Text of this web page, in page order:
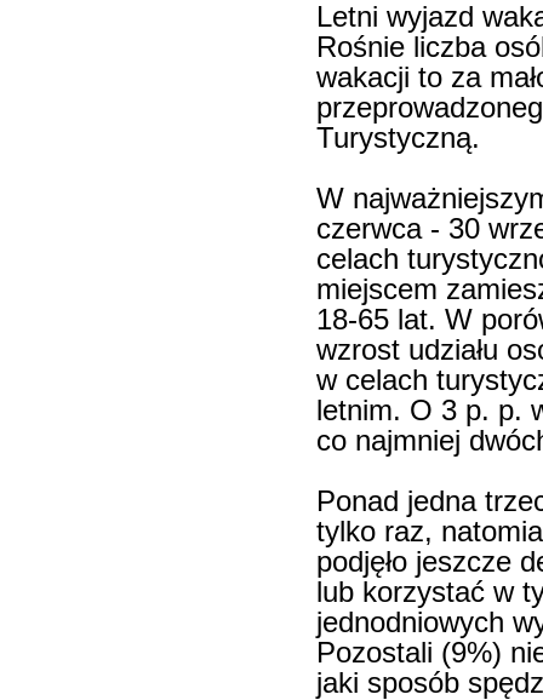
Letni wyjazd
Rośnie liczba
wakacji to za
Turystyczną.
W
czerwca - 30
celach
miejscem
18-65 lat. W
wzrost udziału
w celach
letnim. O 3 p. p.
co najmniej
Ponad jedna
tylko raz,
podjęło jeszcze
lub korzystać w
jednodniowych
Pozostali (9%)
jaki sposób